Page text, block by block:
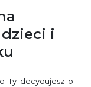
i
Ty decydujesz o